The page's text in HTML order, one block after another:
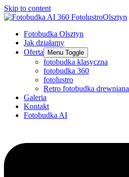
Skip to content
Fotobudka Olsztyn
Jak działamy
Oferta
Menu Toggle
fotobudka klasyczna
fotobudka 360
fotolustro
Retro fotobudka drewniana
Galeria
Kontakt
Fotobudka AI